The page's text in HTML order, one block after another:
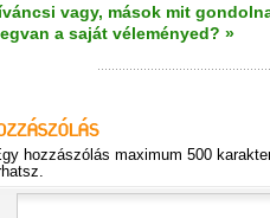
vagy, mások mit
a saját véleményed? »
hozzászólás maximum 500